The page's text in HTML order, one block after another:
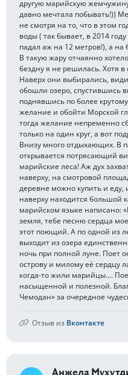
другую марийскую
давно мечтала побывать!))
не смотря на то, что в этом
воды ( так бывает, в 2014
падал аж на 12 метров!), а на
В такую жару отчаянно
бездну я не решилась. Хотя в
Наверх они выбирались,
обошли озеро, спустившись
поднявшись по более
желание и обойти Морской
тогда желание непременно
только на один круг, а вот
Внизу много отдыхающих. В
открывается потрясающий
марийские леса! Аж дух
наверху, на смотровой
деревне можно купить и
наверху находится большой
марийском языке
земля, тебе песню сердца
этот поющий. А по одной из
выходит из озера
ночь при полной луне. Поет
острову и милому её сердцу
когда-то жили марийцы….
насыщенной и полезной.
Чемодан» за очередное
Отзыв из Вконтакте
Анжела